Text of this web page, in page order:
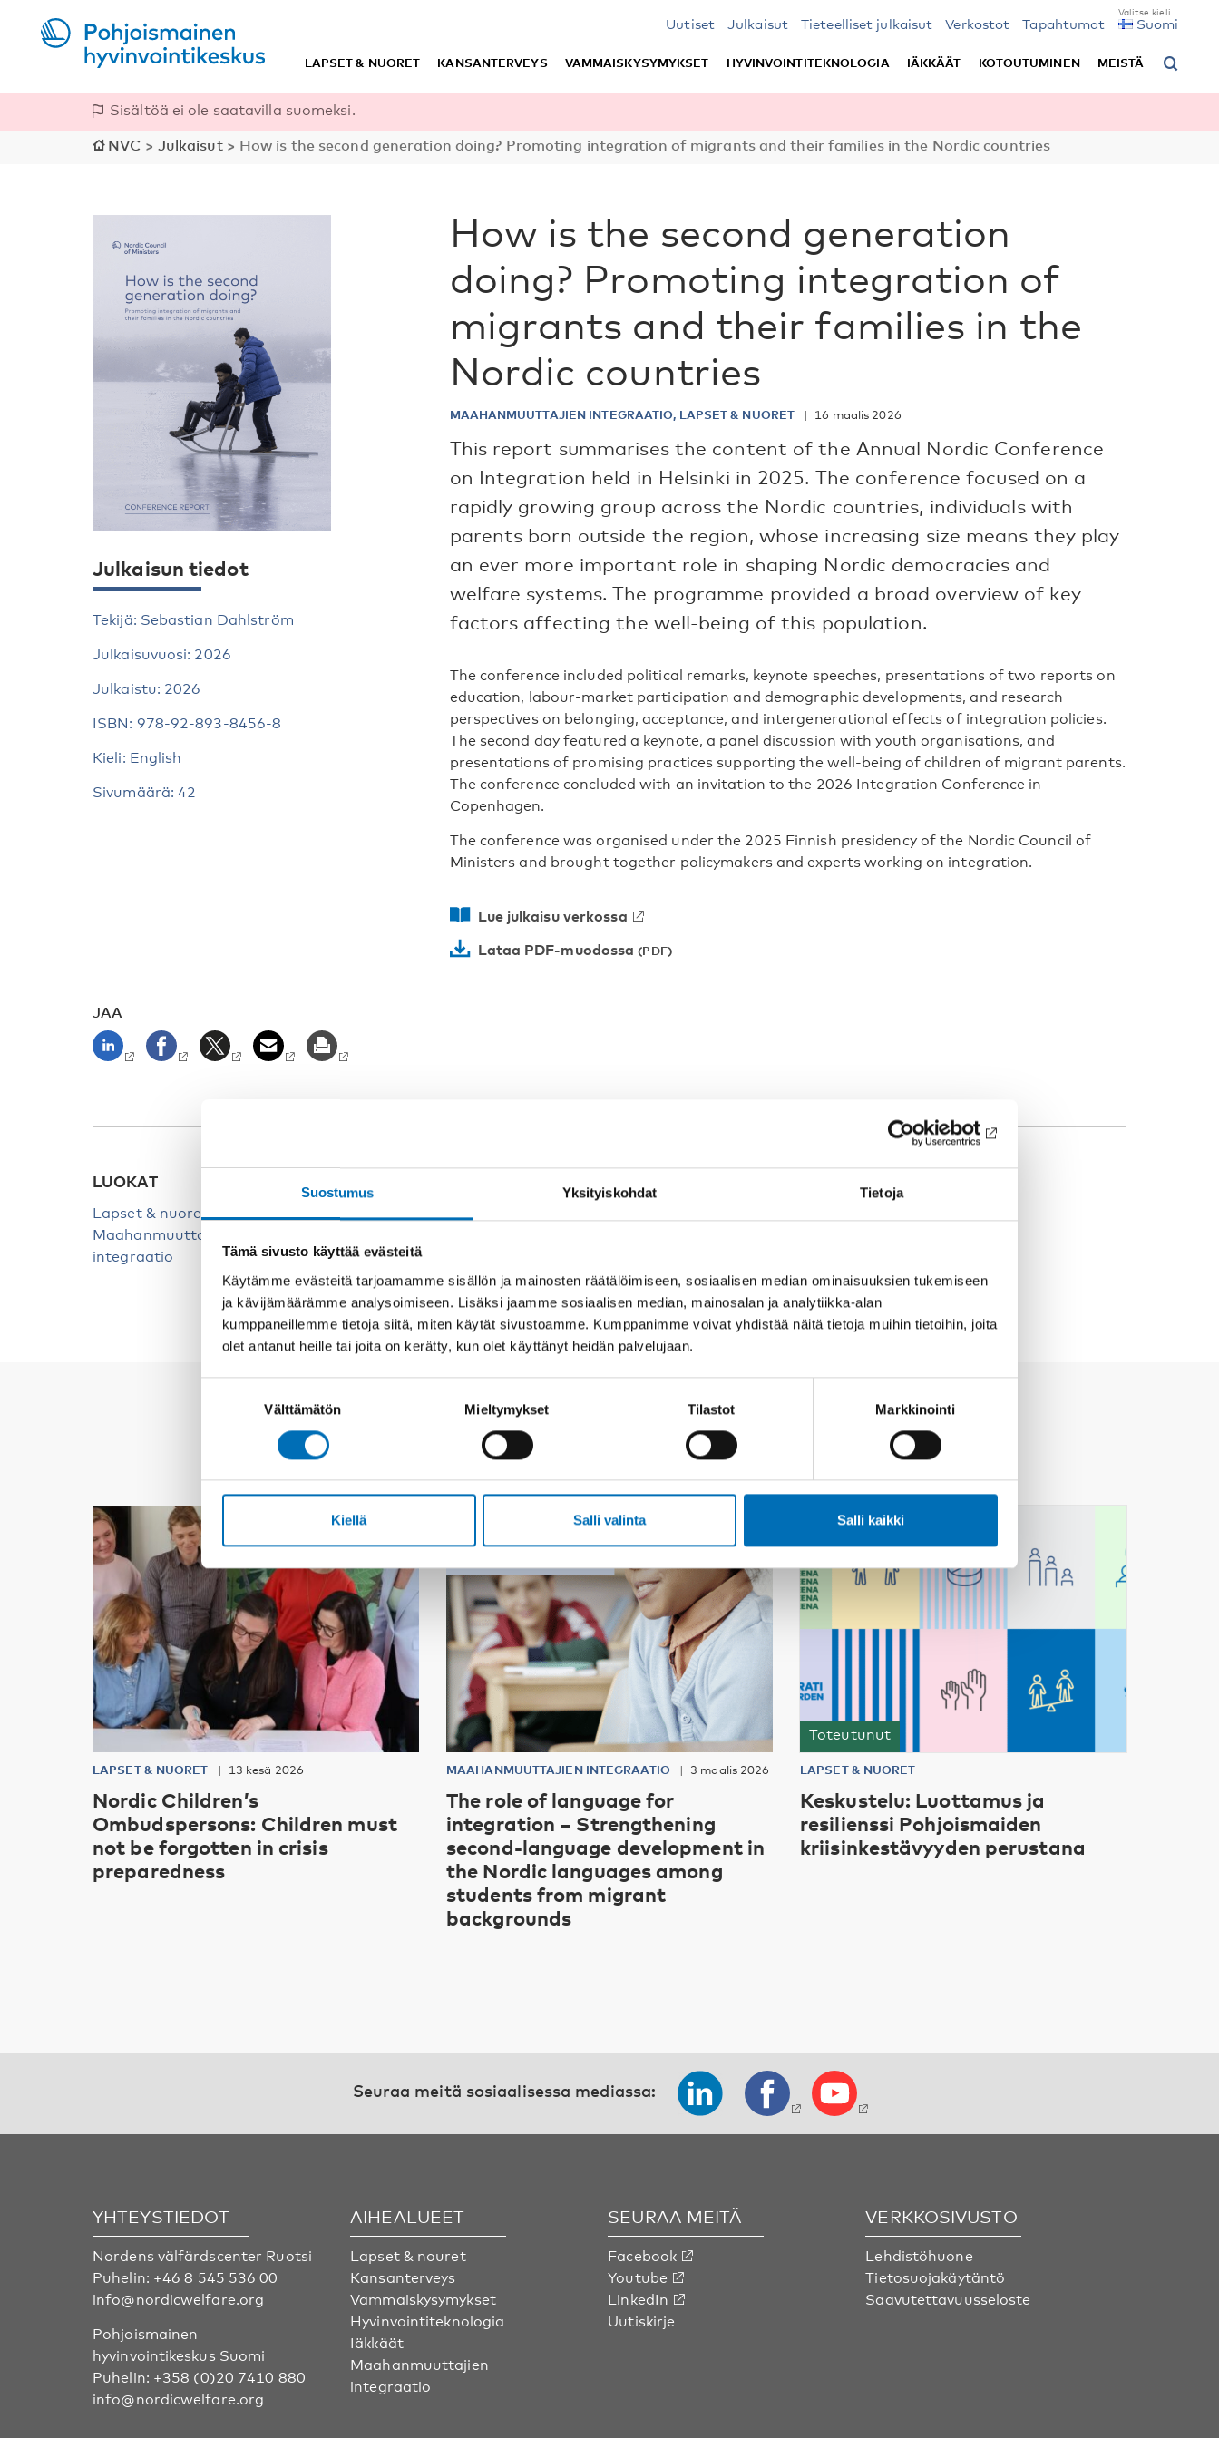
Suostumus Yksityiskohdat Tietoja
Tämä sivusto käyttää evästeitä
Käytämme evästeitä tarjoamamme sisällön ja mainosten räätälöimiseen, sosiaalisen median ominaisuuksien tukemiseen
ja kävijämäärämme analysoimiseen. Lisäksi jaamme sosiaalisen median, mainosalan ja analytiikka-alan
kumppaneillemme tietoja siitä, miten käytät sivustoamme. Kumppanimme voivat yhdistää näitä tietoja muihin tietoihin, joita
olet antanut heille tai joita on kerätty, kun olet käyttänyt heidän palvelujaan.
Välttämätön Mieltymykset Tilastot Markkinointi
Kiellä Salli valinta Salli kaikki
Uutiset Julkaisut Tieteelliset julkaisut Verkostot Tapahtumat Suomi
LAPSET & NUORET KANSANTERVEYS VAMMAISKYSYMYKSET HYVINVOINTITEKNOLOGIA IÄKKÄÄT KOTOUTUMINEN MEISTÄ
Sisältöä ei ole saatavilla suomeksi.
NVC > Julkaisut> How is the second generation doing? Promoting integration of migrants and their families in the Nordic countries
How is the second generation
doing? Promoting integration of
migrants and their families in the
Nordic countries
MAAHANMUUTTAJIEN INTEGRAATIO, LAPSET & NUORET 16 maalis 2026
This report summarises the content of the Annual Nordic Conference
on Integration held in Helsinki in 2025. The conference focused on a
rapidly growing group across the Nordic countries, individuals with
parents born outside the region, whose increasing size means they play
an ever more important role in shaping Nordic democracies and
welfare systems. The programme provided a broad overview of key
factors affecting the well-being of this population.
The conference included political remarks, keynote speeches, presentations of two reports on
education, labour-market participation and demographic developments, and research
perspectives on belonging, acceptance, and intergenerational effects of integration policies.
The second day featured a keynote, a panel discussion with youth organisations, and
presentations of promising practices supporting the well-being of children of migrant parents.
The conference concluded with an invitation to the 2026 Integration Conference in
Copenhagen.
The conference was organised under the 2025 Finnish presidency of the Nordic Council of
Ministers and brought together policymakers and experts working on integration.
Lue julkaisu verkossa
Lataa PDF-muodossa
Julkaisun tiedot
Tekijä: Sebastian Dahlström
Julkaisuvuosi: 2026
Julkaistu: 2026
ISBN: 978-92-893-8456-8
Kieli: English
Sivumäärä: 42
JAA
LUOKAT
Lapset & nuoret
Maahanmuuttajien
integraatio
Asiaan liittyvää sisältöä
LAPSET & NUORET 13 kesä 2026
Nordic Children’s
Ombudspersons: Children must
not be forgotten in crisis
preparedness
MAAHANMUUTTAJIEN INTEGRAATIO 3 maalis 2026
The role of language for
integration – Strengthening
second-language development in
the Nordic languages among
students from migrant
backgrounds
Toteutunut
24 KESÄ 2026
LAPSET & NUORET
Keskustelu: Luottamus ja
resilienssi Pohjoismaiden
kriisinkestävyyden perustana
Seuraa meitä sosiaalisessa mediassa:
YHTEYSTIEDOT
Nordens välfärdscenter Ruotsi
Puhelin: +46 8 545 536 00
info@nordicwelfare.org
Pohjoismainen
hyvinvointikeskus Suomi
Puhelin: +358 (0)20 7410 880
info@nordicwelfare.org
AIHEALUEET
Lapset & nouret
Kansanterveys
Vammaiskysymykset
Hyvinvointiteknologia
Iäkkäät
Maahanmuuttajien
integraatio
SEURAA MEITÄ
Facebook
Youtube
LinkedIn
Uutiskirje
VERKKOSIVUSTO
Lehdistöhuone
Tietosuojakäytäntö
Saavutettavuusseloste